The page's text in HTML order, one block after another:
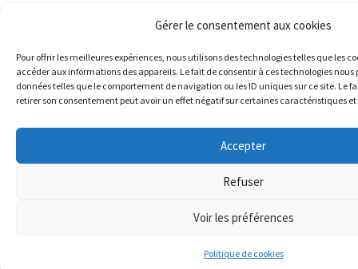
Gérer le consentement aux cookies
Pour offrir les meilleures expériences, nous utilisons des technologies telles que les
accéder aux informations des appareils. Le fait de consentir à ces technologies
données telles que le comportement de navigation ou les ID uniques sur ce site. Le
retirer son consentement peut avoir un effet négatif sur certaines caractéristiques
Accepter
Refuser
Voir les préférences
Politique de cookies